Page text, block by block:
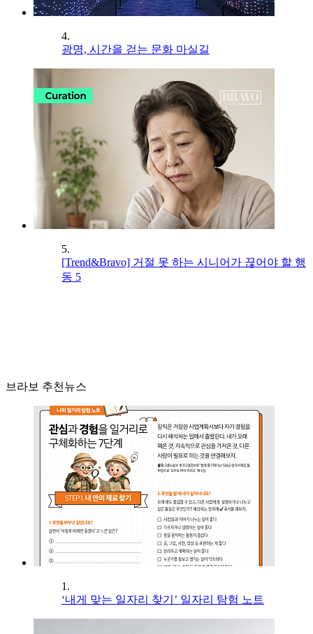
4.
광명, 시간을 걷는 문화 마실길
5.
[Trend&Bravo] 거절 못 하는 시니어가 끊어야 할 행
동 5
브라보 추천뉴스
1.
‘내게 맞는 일자리 찾기’ 일자리 탐험 노트